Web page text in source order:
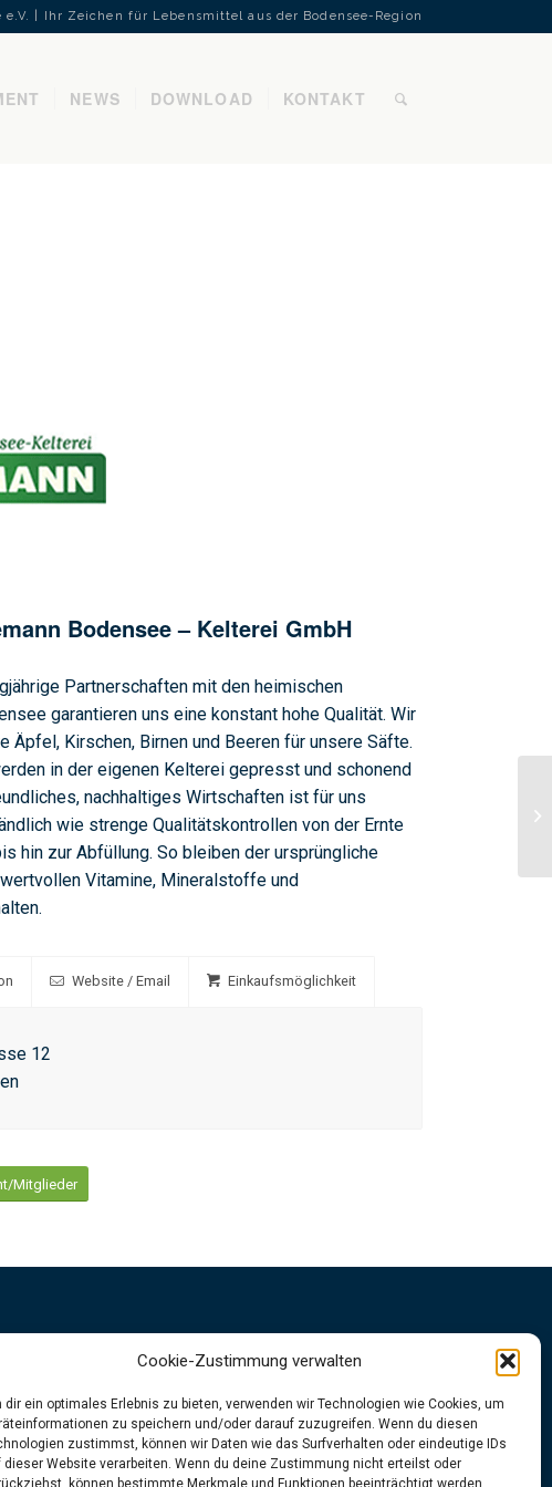
Cookie-Zustimmung verwalten
dir ein optimales Erlebnis zu bieten, verwenden wir Technologien wie Cookies, um
zu speichern und/oder darauf zuzugreifen. Wenn du diesen
zustimmst, können wir Daten wie das Surfverhalten oder eindeutige IDs
dieser Website verarbeiten. Wenn du deine Zustimmung nicht erteilst oder
können bestimmte Merkmale und Funktionen beeinträchtigt werden.
e.V. | Ihr Zeichen für Lebensmittel aus der Bodensee-Region
NEWS DOWNLOAD KONTAKT
Bodensee – Kelterei GmbH
Partnerschaften mit den heimischen
garantieren uns eine konstant hohe Qualität. Wir
Äpfel, Kirschen, Birnen und Beeren für unsere Säfte.
in der eigenen Kelterei gepresst und schonend
nachhaltiges Wirtschaften ist für uns
wie strenge Qualitätskontrollen von der Ernte
hin zur Abfüllung. So bleiben der ursprüngliche
Vitamine, Mineralstoffe und
Website / Email Einkaufsmöglichkeit
12
Mitglieder
Impressum
Datenschutzrichtlinien
👉Folgt uns gerneunter
Instagram|Facebook